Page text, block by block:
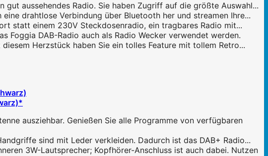
gut aussehendes Radio. Sie haben Zugriff auf die größte Auswahl...
drahtlose Verbindung über Bluetooth her und streamen Ihre...
statt einem 230V Steckdosenradio, ein tragbares Radio mit...
Foggia DAB-Radio auch als Radio Wecker verwendet werden.
Herzstück haben Sie ein tolles Feature mit tollem Retro...
ausziehbar. Genießen Sie alle Programme von verfügbaren
sind mit Leder verkleiden. Dadurch ist das DAB+ Radio...
3W-Lautsprecher; Kopfhörer-Anschluss ist auch dabei. Nutzen